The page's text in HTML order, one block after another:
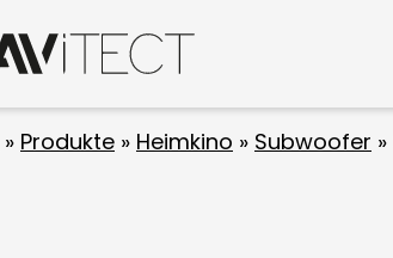
» Produkte » Heimkino » Subwoofer »